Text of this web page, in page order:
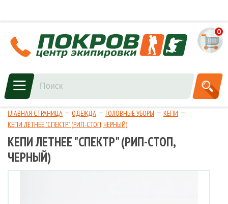
0
ГЛАВНАЯ СТРАНИЦА ОДЕЖДА ГОЛОВНЫЕ УБОРЫ
КЕПИ
КЕПИ ЛЕТНЕЕ "СПЕКТР" (РИП-СТОП, ЧЕРНЫЙ)
КЕПИ ЛЕТНЕЕ "СПЕКТР" (РИП-СТОП,
ЧЕРНЫЙ)